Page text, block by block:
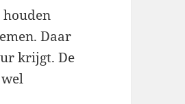
Daar
krijgt. De